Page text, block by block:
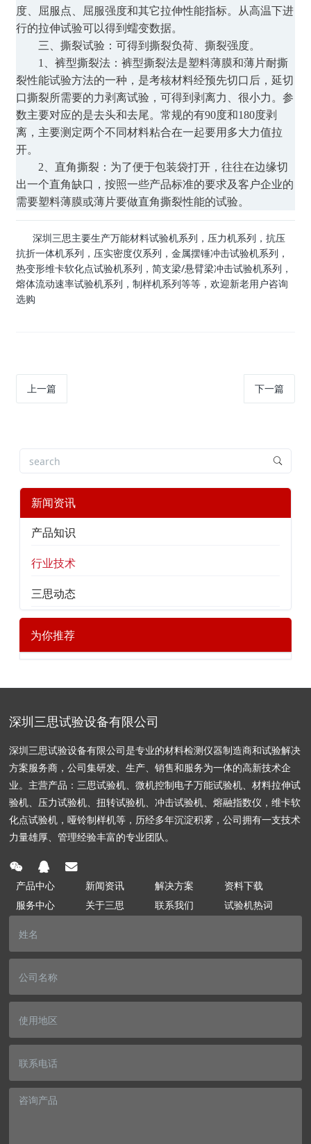
度、屈服点、屈服强度和其它拉伸性能指标。从高温下进
行的拉伸试验可以得到蠕变数据。
三、撕裂试验：可得到撕裂负荷、撕裂强度。
1、裤型撕裂法：裤型撕裂法是塑料薄膜和薄片耐撕
裂性能试验方法的一种，是考核材料经预先切口后，延切
口撕裂所需要的力剥离试验，可得到剥离力、很小力。参
数主要对应的是去头和去尾。常规的有90度和180度剥
离，主要测定两个不同材料粘合在一起要用多大力值拉
开。
2、直角撕裂：为了便于包装袋打开，往往在边缘切
出一个直角缺口，按照一些产品标准的要求及客户企业的
需要塑料薄膜或薄片要做直角撕裂性能的试验。
深圳三思主要生产万能材料试验机系列，压力机系列，抗压
抗折一体机系列，压实密度仪系列，金属摆锤冲击试验机系列，
热变形维卡软化点试验机系列，简支梁/悬臂梁冲击试验机系列，
熔体流动速率试验机系列，制样机系列等等，欢迎新老用户咨询
选购
上一篇 下一篇
新闻资讯
产品知识
行业技术
三思动态
为你推荐
深圳三思试验设备有限公司
深圳三思试验设备有限公司是专业的材料检测仪器制造商和试验解决
方案服务商，公司集研发、生产、销售和服务为一体的高新技术企
业。主营产品：三思试验机、微机控制电子万能试验机、材料拉伸试
验机、压力试验机、扭转试验机、冲击试验机、熔融指数仪，维卡软
化点试验机，哑铃制样机等，历经多年沉淀积雾，公司拥有一支技术
力量雄厚、管理经验丰富的专业团队。
产品中心 新闻资讯 解决方案
资料下载
服务中心
关于三思 联系我们 试验机热词